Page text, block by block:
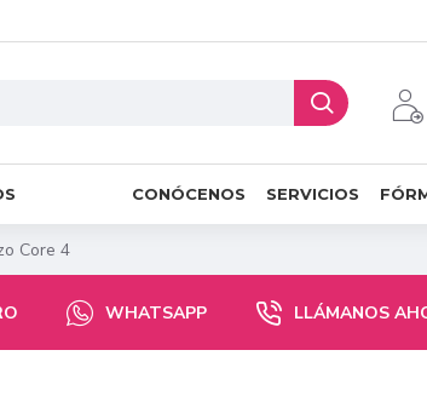
CONÓCENOS SERVICIOS
Core 4
WHATSAPP LLÁMANOS